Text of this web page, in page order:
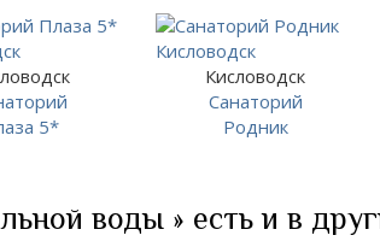
5*
Кисловодск
Санаторий
Родник
воды » есть и в